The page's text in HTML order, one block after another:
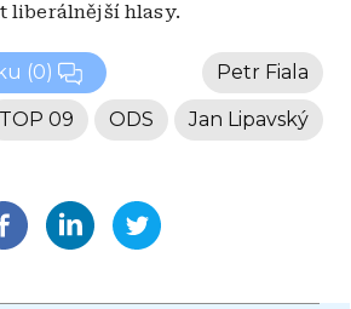
liberálnější hlasy.
(0) Petr Fiala
Jan Lipavský
ODS
TOP 09